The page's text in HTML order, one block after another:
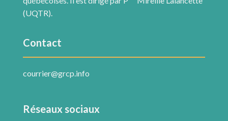
(UQTR).
Contact
courrier@grcp.info
Réseaux sociaux